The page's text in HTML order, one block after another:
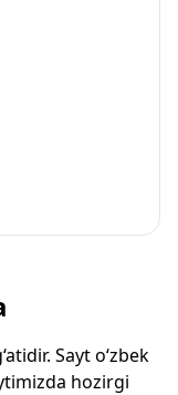
Sayt o‘zbek
hozirgi